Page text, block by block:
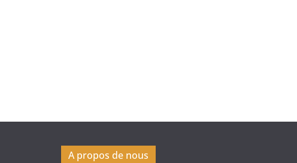
A propos de nous